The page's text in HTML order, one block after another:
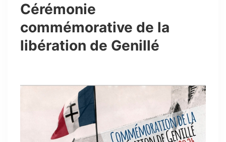
Cérémonie
commémorative de la
libération de Genillé